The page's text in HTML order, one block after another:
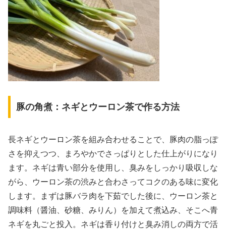
豚の角煮：ネギとウーロン茶で作る方法
長ネギとウーロン茶を組み合わせることで、豚肉の脂っぽ
さを抑えつつ、まろやかでさっぱりとした仕上がりになり
ます。ネギは青い部分を使用し、臭みをしっかり吸収しな
がら、ウーロン茶の渋みと合わさってコクのある味に変化
します。まずは豚バラ肉を下茹でした後に、ウーロン茶と
調味料（醤油、砂糖、みりん）を加えて煮込み、そこへ青
ネギを丸ごと投入。ネギは香り付けと臭み消しの両方で活